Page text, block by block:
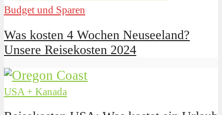
Budget und Sparen
Was kosten 4 Wochen Neuseeland?
Unsere Reisekosten 2024
USA + Kanada